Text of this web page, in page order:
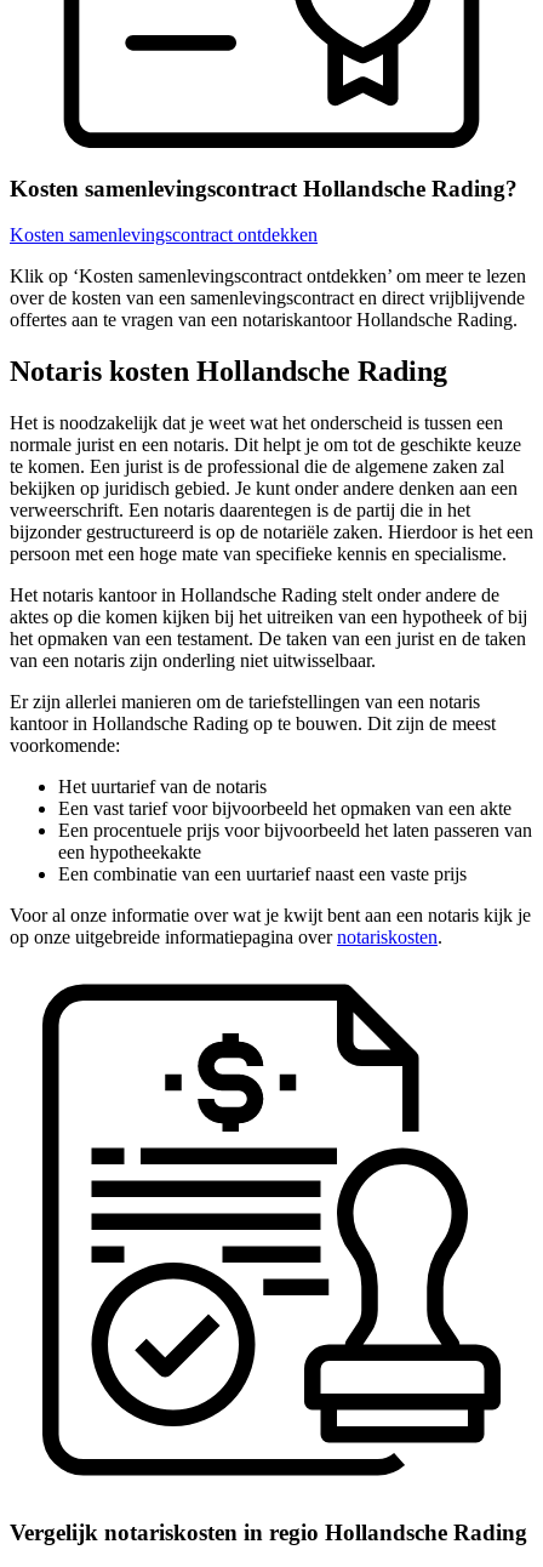
Kosten samenlevingscontract Hollandsche Rading?
Kosten samenlevingscontract ontdekken
Klik op ‘Kosten samenlevingscontract ontdekken’ om meer te lezen
over de kosten van een samenlevingscontract en direct vrijblijvende
offertes aan te vragen van een notariskantoor Hollandsche Rading.
Notaris kosten Hollandsche Rading
Het is noodzakelijk dat je weet wat het onderscheid is tussen een
normale jurist en een notaris. Dit helpt je om tot de geschikte keuze
te komen. Een jurist is de professional die de algemene zaken zal
bekijken op juridisch gebied. Je kunt onder andere denken aan een
verweerschrift. Een notaris daarentegen is de partij die in het
bijzonder gestructureerd is op de notariële zaken. Hierdoor is het een
persoon met een hoge mate van specifieke kennis en specialisme.
Het notaris kantoor in Hollandsche Rading stelt onder andere de
aktes op die komen kijken bij het uitreiken van een hypotheek of bij
het opmaken van een testament. De taken van een jurist en de taken
van een notaris zijn onderling niet uitwisselbaar.
Er zijn allerlei manieren om de tariefstellingen van een notaris
kantoor in Hollandsche Rading op te bouwen. Dit zijn de meest
voorkomende:
Het uurtarief van de notaris
Een vast tarief voor bijvoorbeeld het opmaken van een akte
Een procentuele prijs voor bijvoorbeeld het laten passeren van
een hypotheekakte
Een combinatie van een uurtarief naast een vaste prijs
Voor al onze informatie over wat je kwijt bent aan een notaris kijk je
op onze uitgebreide informatiepagina overnotariskosten.
Vergelijk notariskosten in regio Hollandsche Rading